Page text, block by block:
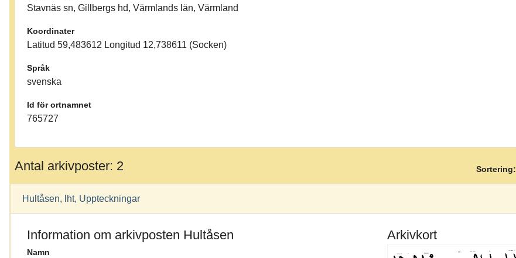
Stavnäs sn, Gillbergs hd, Värmlands län, Värmland
Koordinater
Latitud 59,483612 Longitud 12,738611 (Socken)
Språk
svenska
Id för ortnamnet
765727
Antal arkivposter: 2 Sortering:
Hultåsen, lht, Uppteckningar
Information om arkivposten Hultåsen
Namn
Arkivkort